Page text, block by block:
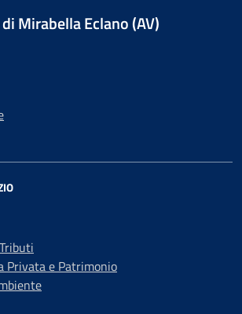
Mirabella Eclano (AV)
Privata e Patrimonio